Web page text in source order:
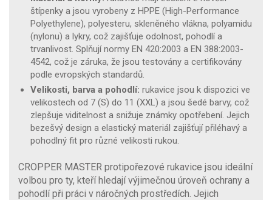
štípenky a jsou vyrobeny z HPPE (High-Performance
Polyethylene), polyesteru, skleněného vlákna, polyamidu
(nylonu) a lykry, což zajišťuje odolnost, pohodlí a
trvanlivost. Splňují normy EN 420:2003 a EN 388:2003-
4542, což je záruka, že jsou testovány a certifikovány
podle evropských standardů.
Velikosti, barva a pohodlí: rukavice jsou k dispozici ve
velikostech od 7 (S) do 11 (XXL) a jsou šedé barvy, což
zlepšuje viditelnost a snižuje známky opotřebení. Jejich
bezešvý design a elastický materiál zajišťují přiléhavý a
pohodlný fit pro různé velikosti rukou.
CROPPER MASTER protipořezové rukavice jsou ideální
volbou pro ty, kteří hledají výjimečnou úroveň ochrany a
pohodlí při práci v náročných prostředích. Jejich